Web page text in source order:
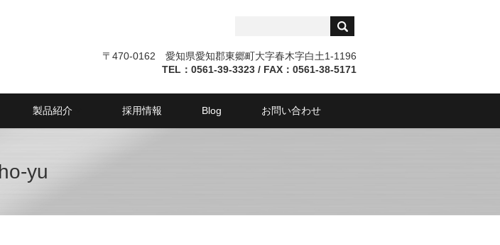
〒470-0162 愛知県愛知郡東郷町大字春木字白土1-1196
TEL：0561-39-3323 / FAX：0561-38-5171
製品紹介 採用情報 Blog お問い合わせ
ho-yu